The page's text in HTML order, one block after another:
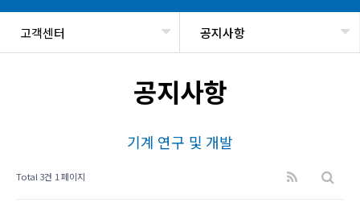
고객센터 공지사항
공지사항
기계 연구 및 개발
Total 3건 1 페이지